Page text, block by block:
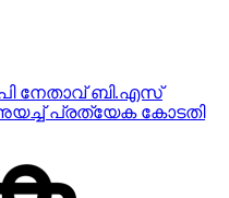
നേതാവ് ബി.എസ്
പ്രത്യേക കോടതി